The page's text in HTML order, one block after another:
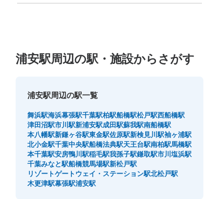
浦安駅周辺の駅・施設からさがす
浦安駅周辺の駅一覧
舞浜駅海浜幕張駅千葉駅柏駅船橋駅松戸駅西船橋駅
津田沼駅市川駅新浦安駅成田駅蘇我駅南船橋駅
本八幡駅新鎌ヶ谷駅東金駅佐原駅新検見川駅袖ヶ浦駅
北小金駅千葉中央駅船橋法典駅天王台駅南柏駅馬橋駅
本千葉駅安房鴨川駅稲毛駅我孫子駅鎌取駅市川塩浜駅
千葉みなと駅船橋競馬場駅新松戸駅
リゾートゲートウェイ・ステーション駅北松戸駅
木更津駅幕張駅浦安駅